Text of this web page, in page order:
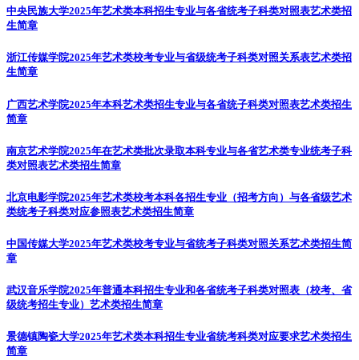
中央民族大学2025年艺术类本科招生专业与各省统考子科类对照表艺术类招
生简章
浙江传媒学院2025年艺术类校考专业与省级统考子科类对照关系表艺术类招
生简章
广西艺术学院2025年本科艺术类招生专业与各省统子科类对照表艺术类招生
简章
南京艺术学院2025年在艺术类批次录取本科专业与各省艺术类专业统考子科
类对照表艺术类招生简章
北京电影学院2025年艺术类校考本科各招生专业（招考方向）与各省级艺术
类统考子科类对应参照表艺术类招生简章
中国传媒大学2025年艺术类校考专业与省统考子科类对照关系艺术类招生简
章
武汉音乐学院2025年普通本科招生专业和各省统考子科类对照表（校考、省
级统考招生专业） 艺术类招生简章
景德镇陶瓷大学2025年艺术类本科招生专业省统考科类对应要求艺术类招生
简章